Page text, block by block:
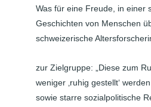
Was für eine Freude, in einer
Geschichten von Menschen
schweizerische
zur Zielgruppe: „Diese zum
weniger ‚ruhig gestellt‘
sowie starre sozialpolitische